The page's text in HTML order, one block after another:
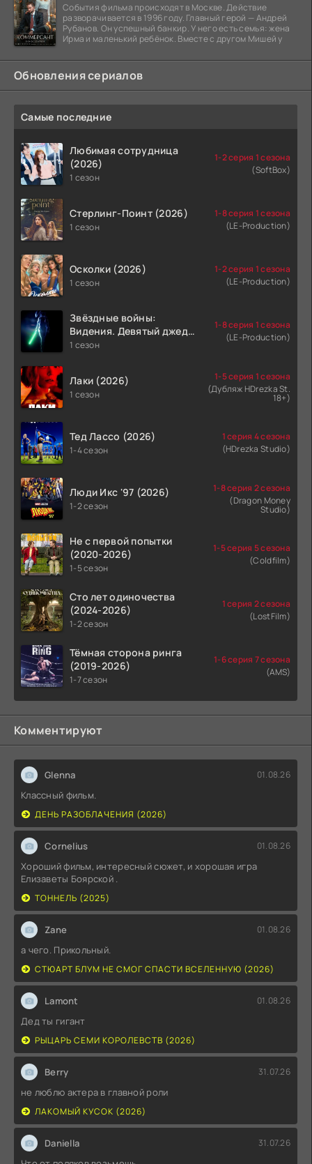
События фильма происходят в Москве. Действие
разворачивается в 1996 году. Главный герой — Андрей
Рубанов. Он успешный банкир. У него есть семья: жена
Ирма и маленький ребёнок. Вместе с другом Мишей у
Обновления сериалов
Самые последние
Любимая сотрудница
(2026)
1 сезон
1-2 серия 1 сезона
(SoftBox)
Стерлинг-Поинт (2026)
1 сезон
1-8 серия 1 сезона
(LE-Production)
Осколки (2026)
1 сезон
1-2 серия 1 сезона
(LE-Production)
Звёздные войны:
Видения. Девятый джедай
(2026)
1 сезон
1-8 серия 1 сезона
(LE-Production)
Лаки (2026)
1 сезон
1-5 серия 1 сезона
(Дубляж HDrezka St.
18+)
Тед Лассо (2026)
1-4 сезон
1 серия 4 сезона
(HDrezka Studio)
Люди Икс '97 (2026)
1-2 сезон
1-8 серия 2 сезона
(Dragon Money
Studio)
Не с первой попытки
(2020-2026)
1-5 сезон
1-5 серия 5 сезона
(Coldfilm)
Сто лет одиночества
(2024-2026)
1-2 сезон
1 серия 2 сезона
(LostFilm)
Тёмная сторона ринга
(2019-2026)
1-7 сезон
1-6 серия 7 сезона
(AMS)
Комментируют
Glenna 01.08.26
Классный фильм.
ДЕНЬ РАЗОБЛАЧЕНИЯ (2026)
Cornelius 01.08.26
Хороший фильм, интересный сюжет, и хорошая игра
Елизаветы Боярской .
ТОННЕЛЬ (2025)
Zane 01.08.26
а чего. Прикольный.
СТЮАРТ БЛУМ НЕ СМОГ СПАСТИ ВСЕЛЕННУЮ (2026)
Lamont 01.08.26
Дед ты гигант
РЫЦАРЬ СЕМИ КОРОЛЕВСТВ (2026)
Berry 31.07.26
не люблю актера в главной роли
ЛАКОМЫЙ КУСОК (2026)
Daniella 31.07.26